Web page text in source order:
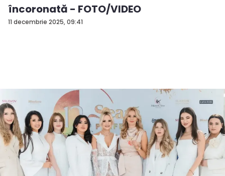
11 decembrie 2025, 09:41
încoronată - FOTO/VIDEO